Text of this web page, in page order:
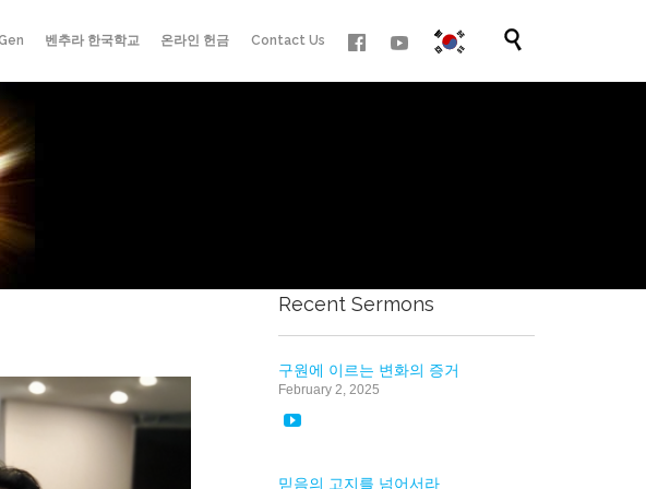
벤추라 한국학교 온라인 헌금 Contact Us 
Recent Sermons
구원에 이르는 변화의 증거
February 2, 2025

믿음의 고지를 넘어서라